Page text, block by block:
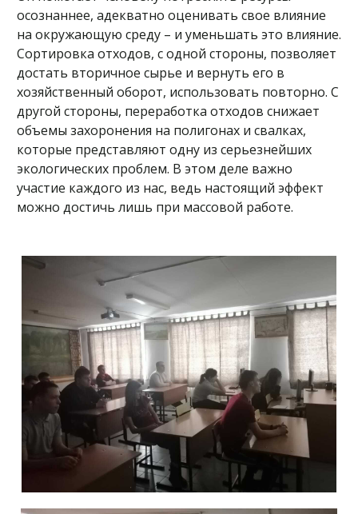
осознаннее, адекватно оценивать свое влияние
на окружающую среду – и уменьшать это влияние.
Сортировка отходов, с одной стороны, позволяет
достать вторичное сырье и вернуть его в
хозяйственный оборот, использовать повторно. С
другой стороны, переработка отходов снижает
объемы захоронения на полигонах и свалках,
которые представляют одну из серьезнейших
экологических проблем. В этом деле важно
участие каждого из нас, ведь настоящий эффект
можно достичь лишь при массовой работе.